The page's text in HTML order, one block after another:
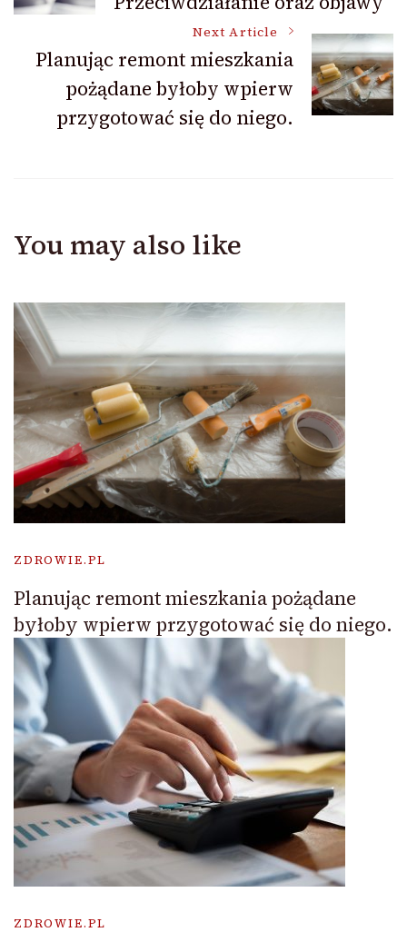
NavigationNext Article
Planując remont mieszkania
pożądane byłoby wpierw
przygotować się do niego.
You may also like
ZDROWIE.PL
Planując remont mieszkania pożądane
byłoby wpierw przygotować się do niego.
ZDROWIE.PL